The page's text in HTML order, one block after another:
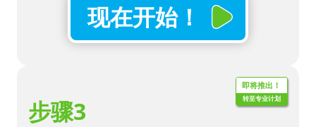
现在开始！
步骤3
即将推出！
转至专业计划